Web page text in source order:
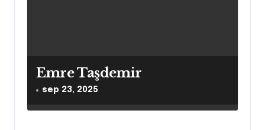
n
Emre Taşdemir
sep 23, 2025